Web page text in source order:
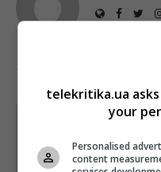
Пишемо з
Підпишіться ще раз, якщо
telekritika.ua
your
Personalised
content